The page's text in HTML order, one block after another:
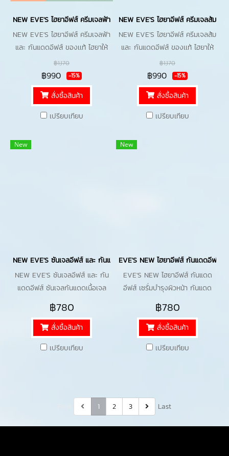
NEW EVE'S ไฮยาอีฟส์ ครีมเจลฟ้า และ กันแดดอีฟส์ ของเเท้ ไฮยาให้ควา
NEW EVE'S ไฮยาอีฟส์ ครีมเจลฟ้า
และ กันแดดอีฟส์ ของเเท้ ไฮยาให้
ความชุ่มชื้น คู่ ครีมเจลส้ม ครีมและ
เซรั่มบํารุงผิวหน้า ไวเทนนิ่ง กัน
แดดเนื้อมูส SPF50+ PA++++ คุม
มัน กันน้ำ กันเหงื่อ
฿1,170
฿990 -15%
สั่งซื้อสินค้า
เปรียบเทียบ
NEW EVE'S ไฮยาอีฟส์ ครีมเจลส้ม แ
NEW EVE'S ไฮยาอีฟส์ ครีมเจลส้ม
และ กันแดดอีฟส์ ของเเท้ ไฮยาให้
ความชุ่มชื้น คู่ ครีมเจลส้ม ครีมและ
เซรั่มบํารุงผิวหน้า ไวเทนนิ่ง กัน
แดดเนื้อมูส SPF50+ PA++++ คุม
มัน กันน้ำ กันเหงื่อ
฿1,170
฿990 -15%
สั่งซื้อสินค้า
เปรียบเทียบ
New
NEW EVE'S ซันเจลอีฟส์ และ กันแดดอีฟส์ ซันเจลกันแดดเนื้อเจล และ กันแ
NEW EVE'S ซันเจลอีฟส์ และ กัน
แดดอีฟส์ ซันเจลกันแดดเนื้อเจล
และ กันแดดเนื้อมูส บางเบา เกลี่ย
ง่าย ไม่เหนียว คุมมัน SPF 50+
PA++++
฿780
สั่งซื้อสินค้า
เปรียบเทียบ
New
EVE'S NEW ไฮยาอีฟส์ กันแดดอีฟส์
EVE'S NEW ไฮยาอีฟส์ กันแดด
อีฟส์ เซรั่มบํารุงผิวหน้า กันแดด
เนื้อมูส SPF 50+ PA++++ คุมมัน
฿780
สั่งซื้อสินค้า
เปรียบเทียบ
1 2 3 Last